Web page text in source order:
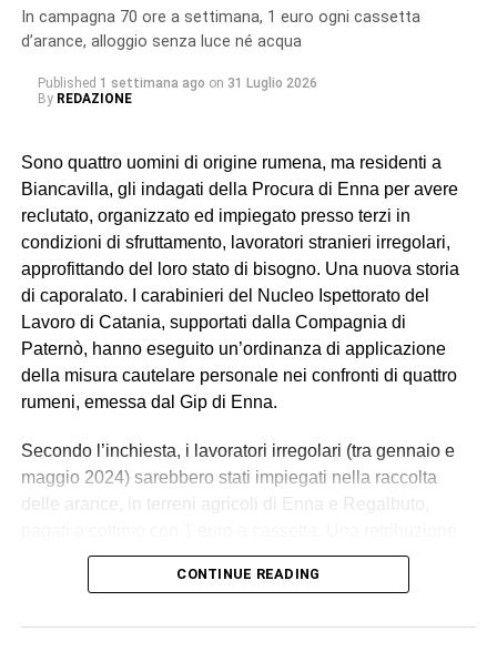
In campagna 70 ore a settimana, 1 euro ogni cassetta
d’arance, alloggio senza luce né acqua
Published 1 settimana ago on 31 Luglio 2026
By REDAZIONE
Sono quattro uomini di origine rumena, ma residenti a
Biancavilla, gli indagati della Procura di Enna per avere
reclutato, organizzato ed impiegato presso terzi in
condizioni di sfruttamento, lavoratori stranieri irregolari,
approfittando del loro stato di bisogno. Una nuova storia
di caporalato. I carabinieri del Nucleo Ispettorato del
Lavoro di Catania, supportati dalla Compagnia di
Paternò, hanno eseguito un’ordinanza di applicazione
della misura cautelare personale nei confronti di quattro
rumeni, emessa dal Gip di Enna.
Secondo l’inchiesta, i lavoratori irregolari (tra gennaio e
maggio 2024) sarebbero stati impiegati nella raccolta
delle arance, in terreni agricoli di Enna e Regalbuto,
palesemente difforme e sproporzionata rispetto ai minimi
contrattuali. Un impegno di circa 70 ore settimanali, senza
CONTINUE READING